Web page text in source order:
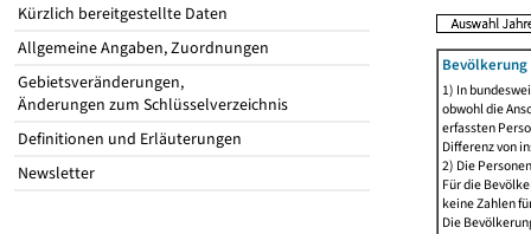
Kürzlich bereitgestellte Daten
Allgemeine Angaben, Zuordnungen
Gebietsveränderungen,
Änderungen zum Schlüsselverzeichnis
Definitionen und Erläuterungen
Newsletter
1) In
obwohl die
erfassten
Differenz von
2) Die
Für die
keine Zahlen
Die